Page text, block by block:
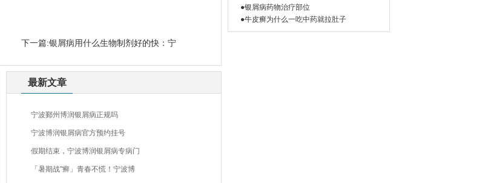
下一篇:银屑病用什么生物制剂好的快：宁
最新文章
宁波鄞州博润银屑病正规吗
宁波博润银屑病官方预约挂号
假期结束，宁波博润银屑病专病门
「暑期战"癣」青春不慌！宁波博
●银屑病药物治疗部位
●牛皮癣为什么一吃中药就拉肚子